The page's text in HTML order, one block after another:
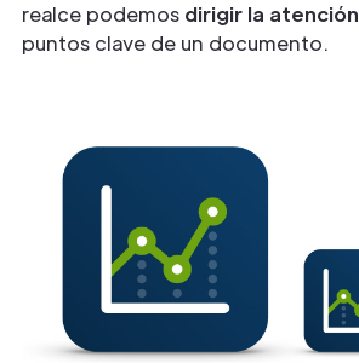
realce podemos dirigir la atención
puntos clave de un documento.